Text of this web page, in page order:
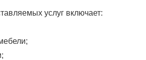
услуг включает: